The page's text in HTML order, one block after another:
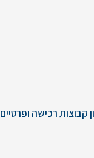
קבוצות רכישה ופרטיים